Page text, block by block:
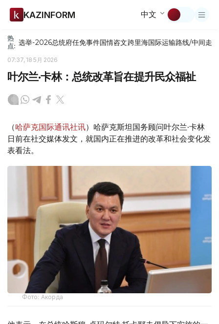
KAZINFORM 中文
热
点: 选举-2026总统府任免事件国情咨文跨里海国际运输路线/中间走廊
07:37, 18 5月 2026
叶尔兰·卡林：总统改革旨在提升民众福祉
（哈萨克国际通讯社讯）哈萨克斯坦国务顾问叶尔兰·卡林
日前在社交媒体发文，就国内正在推进的改革和社会变化发
表看法。
Фото: Акорда